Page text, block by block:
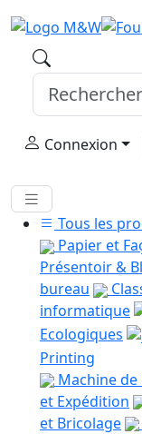
Connexion
Tous les
Papier et
Présentoir &
bureau
informatique
Ecologiques
Printing
Machine
et Expédition
et Bricolage